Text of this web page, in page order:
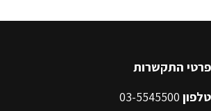
פרטי התקשרות
טלפון